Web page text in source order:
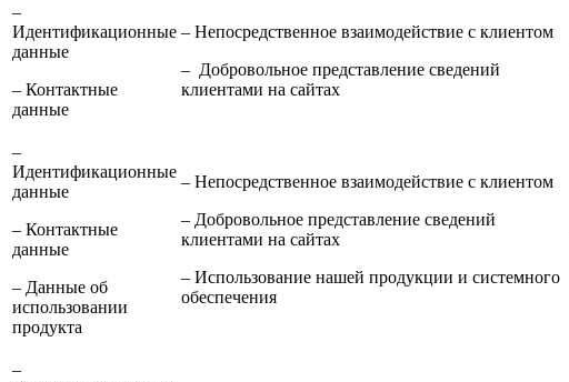
–
Идентификационные
данные
– Контактные
данные
– Непосредственное взаимодействие с клиентом
– Добровольное представление сведений
клиентами на сайтах
–
Идентификационные
данные
– Контактные
данные
– Данные об
использовании
продукта
– Непосредственное взаимодействие с клиентом
– Добровольное представление сведений
клиентами на сайтах
– Использование нашей продукции и системного
обеспечения
–